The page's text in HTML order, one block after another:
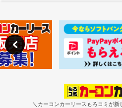
＼カーコンカーリースもろコミが